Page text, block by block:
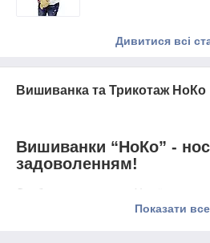
Дивитися всі
Вишиванка та Трикотаж НоКо
Вишиванки “НоКо” -
задоволенням!
Особливим символом України увесь
вишиванку. В гардеробі кожного
Показати все